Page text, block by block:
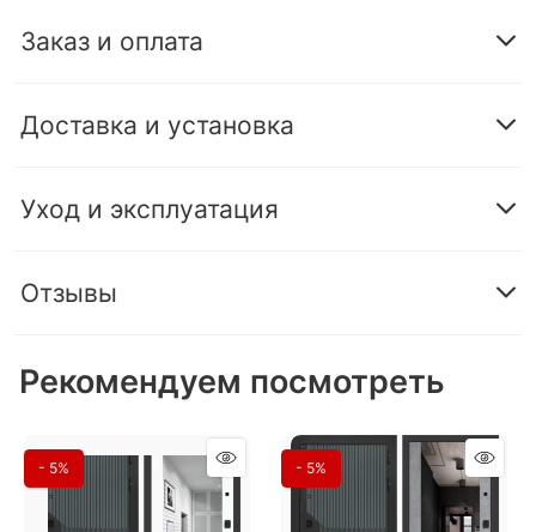
Заказ и оплата
Доставка и установка
Уход и эксплуатация
Отзывы
Рекомендуем посмотреть
- 5% - 5%